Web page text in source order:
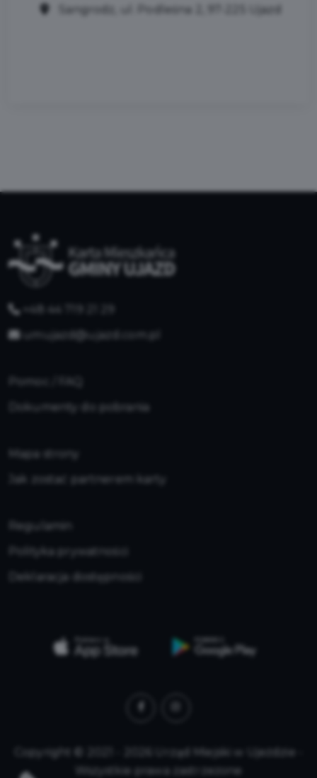
Sangrodz, ul. Podleśna 2, 97-225 Ujazd
+48 44 719 21 29
umujazd@ujazd.com.pl
Dokumenty do pobrania
Mapa strony
Jak zostać partnerem karty
Regulamin
Polityka prywatności
Deklaracja dostępności
Copyright © 2021 - 2026 Urząd Miejski w Ujeździe -
Wszystkie prawa zastrzeżone